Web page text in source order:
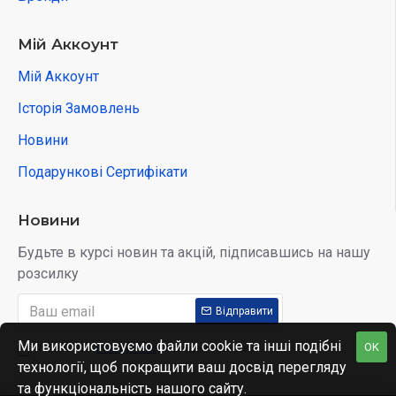
Мій Аккоунт
Мій Аккоунт
Історія Замовлень
Новини
Подарункові Сертифікати
Новини
Будьте в курсі новин та акцій, підписавшись на нашу
розсилку
Відправити
Я прочитав Privacy Policy і згоден з умовами OK
Ми використовуємо файли cookie та інші подібні
технології, щоб покращити ваш досвід перегляду
та функціональність нашого сайту.